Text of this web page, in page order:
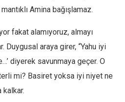
Amina bağışlamaz.
fakat alamıyoruz, almayı
Duygusal araya girer, “Yahu iyi
diyerek savunmaya geçer. O
mi? Basiret yoksa iyi niyet ne
kalkar.